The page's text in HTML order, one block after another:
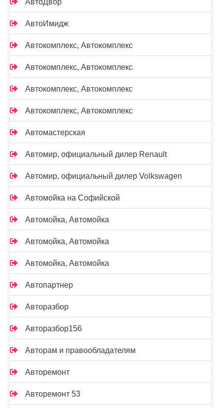
АвтоДвор
АвтоИмидж
Автокомплекс, Автокомплекс
Автокомплекс, Автокомплекс
Автокомплекс, Автокомплекс
Автокомплекс, Автокомплекс
Автомастерская
Автомир, официальный дилер Renault
Автомир, официальный дилер Volkswagen
Автомойка на Софийской
Автомойка, Автомойка
Автомойка, Автомойка
Автомойка, Автомойка
Автопартнер
Авторазбор
Авторазбор156
Авторам и правообладателям
Авторемонт
Авторемонт 53